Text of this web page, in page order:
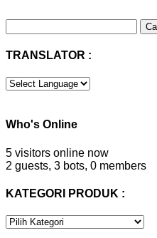
untuk:
TRANSLATOR :
Who's Online
5 visitors online now
2 guests, 3 bots, 0 members
KATEGORI PRODUK :
KATEGORI